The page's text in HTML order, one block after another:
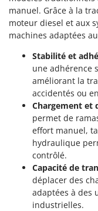
Resto Italia
Ribimex
Ripartrak
Ritter
River Systems
Robomow
Rossofuoco
Rover Pompe
Royal Food
Ryobi
S.T.P.
manuel. Grâce à la
moteur diesel et aux
machines adaptées
Stabilité et
une adhérence
améliorant la
accidentés ou
Chargement et
permet de
effort manuel,
hydraulique
contrôlé.
Capacité de
déplacer des
adaptées à des
industrielles.